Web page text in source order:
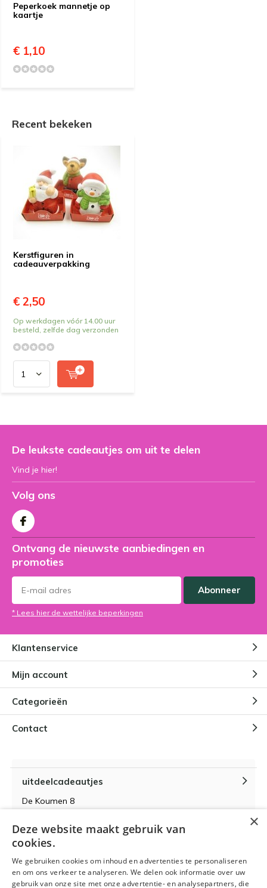
Peperkoek mannetje op
kaartje
€ 1,10
Recent bekeken
Kerstfiguren in
cadeauverpakking
€ 2,50
Op werkdagen vóór 14.00 uur
besteld, zelfde dag verzonden
De leukste cadeautjes om uit te delen
Vind je hier!
Volg ons
Ontvang de nieuwste aanbiedingen en
promoties
Abonneer
* Lees hier de wettelijke beperkingen
Klantenservice
Mijn account
Categorieën
Contact
uitdeelcadeautjes
De Koumen 8
KvK-nummer 14087571
BTW-nummer NL 815399145 B01
×
Deze website maakt gebruik van
cookies.
We gebruiken cookies om inhoud en advertenties te personaliseren
en om ons verkeer te analyseren. We delen ook informatie over uw
gebruik van onze site met onze advertentie- en analysepartners, die